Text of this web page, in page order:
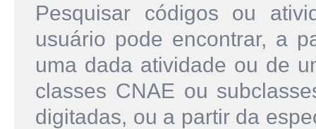
Pesquisar códigos ou
usuário pode encontrar, a
uma dada atividade ou de
classes CNAE ou
digitadas, ou a partir da